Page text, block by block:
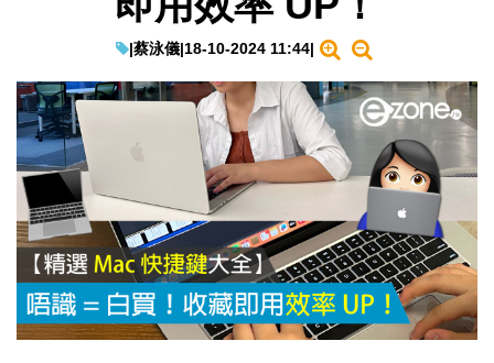
|蔡泳儀|18-10-2024 11:44|